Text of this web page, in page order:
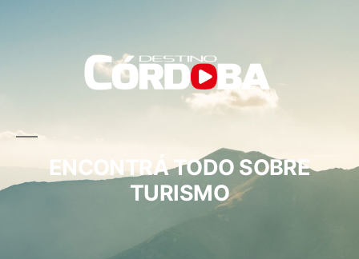
ENCONTRÁ TODO SOBRE
TURISMO